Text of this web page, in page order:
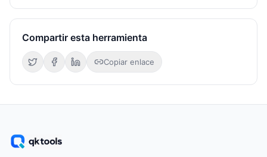
Compartir esta herramienta
Copiar enlace